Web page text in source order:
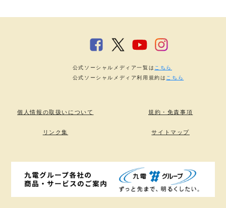
個人情報の取扱いについて 規約・免責事項
リンク集 サイトマップ
公式ソーシャルメディア一覧は こちら
公式ソーシャルメディア利用規約は こちら